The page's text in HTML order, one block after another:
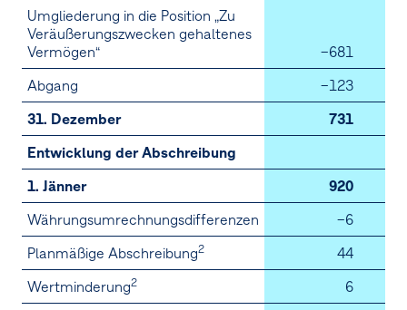
Umgliederung in die Position „Zu
Veräußerungszwecken gehaltenes
Vermögen“
–681
Abgang
–123
31. Dezember
731
Entwicklung der Abschreibung
1. Jänner
920
Währungsumrechnungsdifferenzen
–6
Planmäßige Abschreibung2
44
Wertminderung2
6